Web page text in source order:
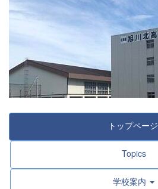
トップページ
Topics
学校案内